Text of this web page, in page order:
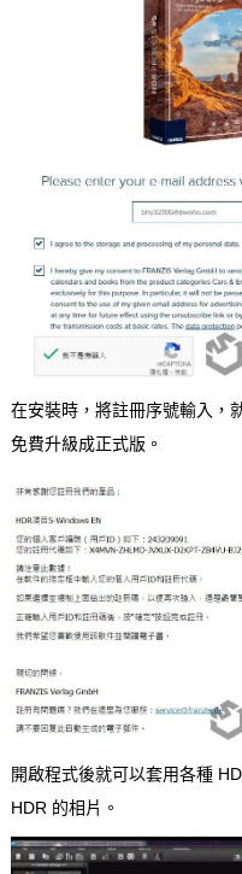
在安裝時，將註冊序號輸入，
免費升級成正式版。
開啟程式後就可以套用各種
HDR 的相片。